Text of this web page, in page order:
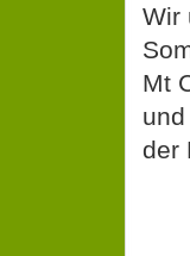
Wir
Mt
der